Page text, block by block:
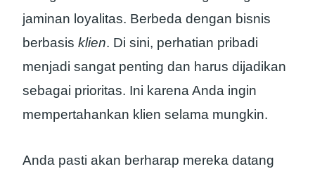
jaminan loyalitas. Berbeda dengan bisnis
berbasis klien. Di sini, perhatian pribadi
menjadi sangat penting dan harus dijadikan
sebagai prioritas. Ini karena Anda ingin
mempertahankan klien selama mungkin.
Anda pasti akan berharap mereka datang